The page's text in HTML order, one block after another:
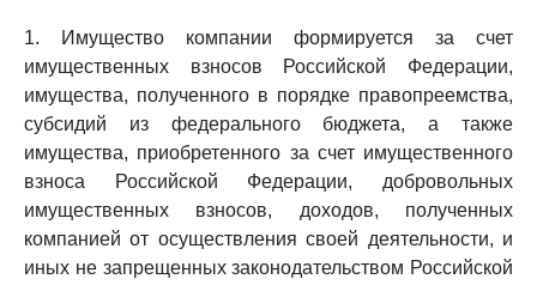
1. Имущество компании формируется за счет
имущественных взносов Российской Федерации,
имущества, полученного в порядке правопреемства,
субсидий из федерального бюджета, а также
имущества, приобретенного за счет имущественного
взноса Российской Федерации, добровольных
имущественных взносов, доходов, полученных
компанией от осуществления своей деятельности, и
иных не запрещенных законодательством Российской